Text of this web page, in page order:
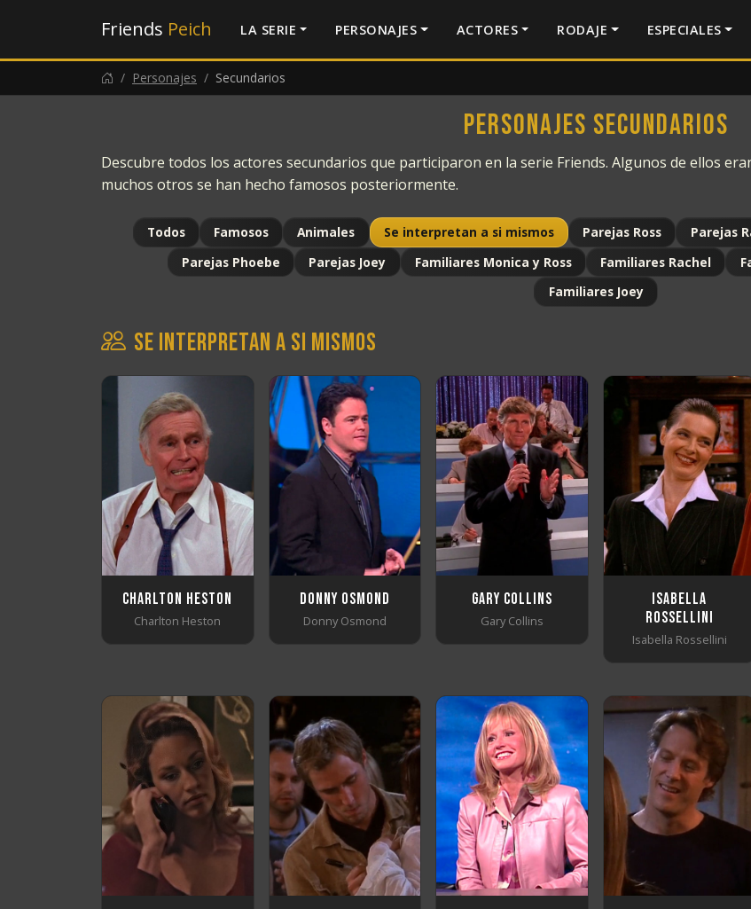
Friends Peich LA SERIE PERSONAJES ACTORES RODAJE ESPECIALES
Personajes Secundarios
Personajes secundarios
Descubre todos los actores secundarios que participaron en la serie Friends. Algunos de ellos
muchos otros se han hecho famosos posteriormente.
Todos Famosos Animales Se interpretan a si mismos Parejas Ross Parejas
Parejas Phoebe
Parejas Joey Familiares Monica y Ross Familiares Rachel
Familiares Joey
Se interpretan a si mismos
Charlton Heston
Charlton Heston
Donny Osmond
Donny Osmond
Gary Collins
Gary Collins
Isabella
Rossellini
Isabella Rossellini